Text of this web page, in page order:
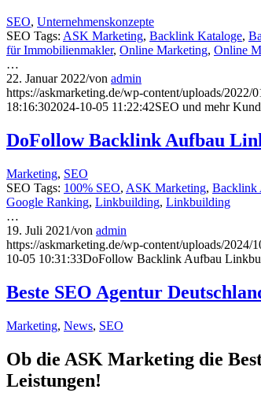
SEO, Unternehmenskonzepte
SEO Tags: ASK Marketing, Backlink Kataloge,
für Immobilienmakler, Online Marketing, Online
…
22. Januar 2022/von admin
https://askmarketing.de/wp-content/uploads/
18:16:302024-10-05 11:22:42SEO und mehr
DoFollow Backlink Aufbau
Marketing, SEO
SEO Tags: 100% SEO, ASK Marketing, Backlink
Google Ranking, Linkbuilding, Linkbuilding
…
19. Juli 2021/von admin
https://askmarketing.de/wp-content/uploads/2024/
10-05 10:31:33DoFollow Backlink Aufbau
Beste SEO Agentur
Marketing, News, SEO
Ob die ASK Marketing die
Leistungen!